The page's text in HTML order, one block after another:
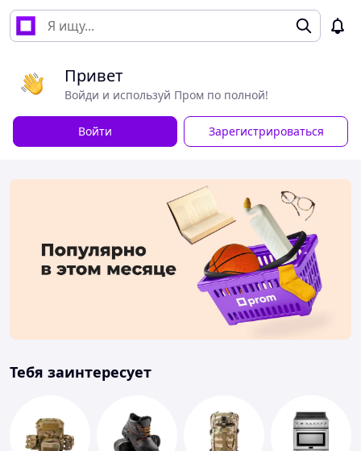
Привет
Войди и используй Пром по полной!
Войти Зарегистрироваться
Тебя заинтересует